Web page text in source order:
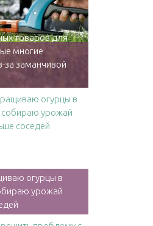
товаров для
многие
за заманчивой
огурцы в
урожай